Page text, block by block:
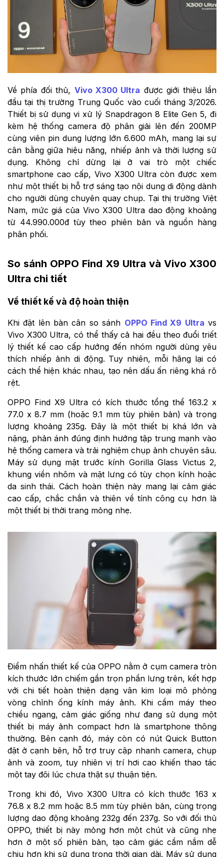
Về phía đối thủ, Vivo X300 Ultra được giới thiệu lần
đầu tại thị trường Trung Quốc vào cuối tháng 3/2026.
Thiết bị sử dụng vi xử lý Snapdragon 8 Elite Gen 5, đi
kèm hệ thống camera độ phân giải lên đến 200MP
cùng viên pin dung lượng lớn 6.600 mAh, mang lại sự
cân bằng giữa hiệu năng, nhiếp ảnh và thời lượng sử
dụng. Không chỉ dừng lại ở vai trò một chiếc
smartphone cao cấp, Vivo X300 Ultra còn được xem
như một thiết bị hỗ trợ sáng tạo nội dung di động dành
cho người dùng chuyên quay chụp. Tại thị trường Việt
Nam, mức giá của Vivo X300 Ultra dao động khoảng
từ 44.990.000đ tùy theo phiên bản và nguồn hàng
phân phối.
So sánh OPPO Find X9 Ultra và Vivo X300
Ultra chi tiết
Về thiết kế và độ hoàn thiện
Khi đặt lên bàn cân so sánh OPPO Find X9 Ultra vs
Vivo X300 Ultra, có thể thấy cả hai đều theo đuổi triết
lý thiết kế cao cấp hướng đến nhóm người dùng yêu
thích nhiếp ảnh di động. Tuy nhiên, mỗi hãng lại có
cách thể hiện khác nhau, tạo nên dấu ấn riêng khá rõ
rệt.
OPPO Find X9 Ultra có kích thước tổng thể 163.2 x
77.0 x 8.7 mm (hoặc 9.1 mm tùy phiên bản) và trọng
lượng khoảng 235g. Đây là một thiết bị khá lớn và
nặng, phản ánh đúng định hướng tập trung mạnh vào
hệ thống camera và trải nghiệm chụp ảnh chuyên sâu.
Máy sử dụng mặt trước kính Gorilla Glass Victus 2,
khung viền nhôm và mặt lưng có tùy chọn kính hoặc
da sinh thái. Cách hoàn thiện này mang lại cảm giác
cao cấp, chắc chắn và thiên về tính công cụ hơn là
một thiết bị thời trang mỏng nhẹ.
Điểm nhấn thiết kế của OPPO nằm ở cụm camera tròn
kích thước lớn chiếm gần trọn phần lưng trên, kết hợp
với chi tiết hoàn thiện dạng vân kim loại mô phỏng
vòng chỉnh ống kính máy ảnh. Khi cầm máy theo
chiều ngang, cảm giác giống như đang sử dụng một
thiết bị máy ảnh compact hơn là smartphone thông
thường. Bên cạnh đó, máy còn có nút Quick Button
đặt ở cạnh bên, hỗ trợ truy cập nhanh camera, chụp
ảnh và zoom, tuy nhiên vị trí hơi cao khiến thao tác
một tay đôi lúc chưa thật sự thuận tiện.
Trong khi đó, Vivo X300 Ultra có kích thước 163 x
76.8 x 8.2 mm hoặc 8.5 mm tùy phiên bản, cùng trọng
lượng dao động khoảng 232g đến 237g. So với đối thủ
OPPO, thiết bị này mỏng hơn một chút và cũng nhẹ
hơn ở một số phiên bản, tạo cảm giác cầm nắm dễ
chịu hơn khi sử dụng trong thời gian dài. Máy sử dụng